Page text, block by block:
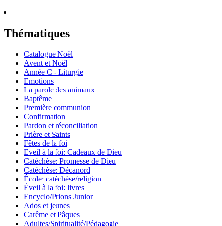
Thématiques
Catalogue Noël
Avent et Noël
Année C - Liturgie
Emotions
La parole des animaux
Baptême
Première communion
Confirmation
Pardon et réconciliation
Prière et Saints
Fêtes de la foi
Eveil à la foi: Cadeaux de Dieu
Catéchèse: Promesse de Dieu
Catéchèse: Décanord
École: catéchèse/religion
Éveil à la foi: livres
Encyclo/Prions Junior
Ados et jeunes
Carême et Pâques
Adultes/Spiritualité/Pédagogie